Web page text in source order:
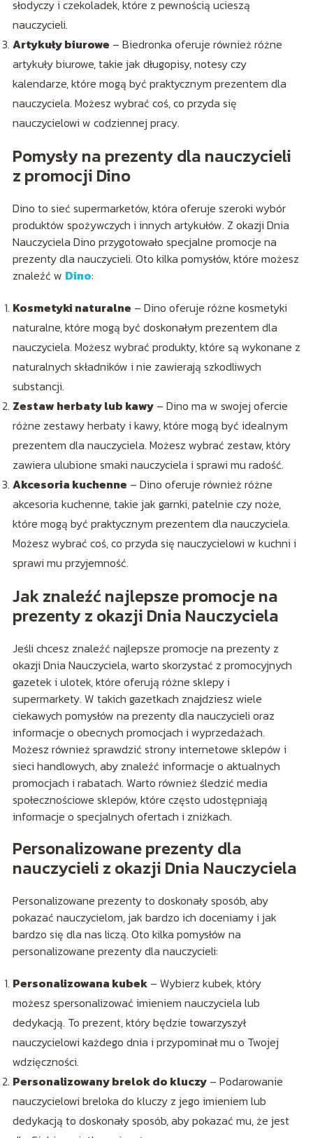
słodyczy i czekoladek, które z pewnością ucieszą
nauczycieli.
Artykuły biurowe – Biedronka oferuje również różne
artykuły biurowe, takie jak długopisy, notesy czy
kalendarze, które mogą być praktycznym prezentem dla
nauczyciela. Możesz wybrać coś, co przyda się
nauczycielowi w codziennej pracy.
Pomysły na prezenty dla nauczycieli
z promocji Dino
Dino to sieć supermarketów, która oferuje szeroki wybór
produktów spożywczych i innych artykułów. Z okazji Dnia
Nauczyciela Dino przygotowało specjalne promocje na
prezenty dla nauczycieli. Oto kilka pomysłów, które możesz
znaleźć w Dino:
Kosmetyki naturalne – Dino oferuje różne kosmetyki
naturalne, które mogą być doskonałym prezentem dla
nauczyciela. Możesz wybrać produkty, które są wykonane z
naturalnych składników i nie zawierają szkodliwych
substancji.
Zestaw herbaty lub kawy– Dino ma w swojej ofercie
różne zestawy herbaty i kawy, które mogą być idealnym
prezentem dla nauczyciela. Możesz wybrać zestaw, który
zawiera ulubione smaki nauczyciela i sprawi mu radość.
Akcesoria kuchenne – Dino oferuje również różne
akcesoria kuchenne, takie jak garnki, patelnie czy noże,
które mogą być praktycznym prezentem dla nauczyciela.
Możesz wybrać coś, co przyda się nauczycielowi w kuchni i
sprawi mu przyjemność.
Jak znaleźć najlepsze promocje na
prezenty z okazji Dnia Nauczyciela
Jeśli chcesz znaleźć najlepsze promocje na prezenty z
okazji Dnia Nauczyciela, warto skorzystać z promocyjnych
gazetek i ulotek, które oferują różne sklepy i
supermarkety. W takich gazetkach znajdziesz wiele
ciekawych pomysłów na prezenty dla nauczycieli oraz
informacje o obecnych promocjach i wyprzedażach.
Możesz również sprawdzić strony internetowe sklepów i
sieci handlowych, aby znaleźć informacje o aktualnych
promocjach i rabatach. Warto również śledzić media
społecznościowe sklepów, które często udostępniają
informacje o specjalnych ofertach i zniżkach.
Personalizowane prezenty dla
nauczycieli z okazji Dnia Nauczyciela
Personalizowane prezenty to doskonały sposób, aby
pokazać nauczycielom, jak bardzo ich doceniamy i jak
bardzo się dla nas liczą. Oto kilka pomysłów na
personalizowane prezenty dla nauczycieli:
Personalizowana kubek– Wybierz kubek, który
możesz spersonalizować imieniem nauczyciela lub
dedykacją. To prezent, który będzie towarzyszył
nauczycielowi każdego dnia i przypominał mu o Twojej
wdzięczności.
Personalizowany brelok do kluczy– Podarowanie
nauczycielowi breloka do kluczy z jego imieniem lub
dedykacją to doskonały sposób, aby pokazać mu, że jest